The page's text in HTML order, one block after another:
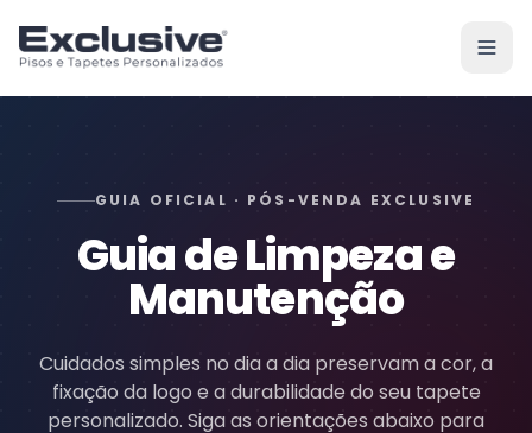
GUIA OFICIAL · PÓS-VENDA EXCLUSIVE
Guia de Limpeza e
Manutenção
Cuidados simples no dia a dia preservam a cor, a
fixação da logo e a durabilidade do seu tapete
personalizado. Siga as orientações abaixo para